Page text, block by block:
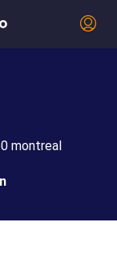
montreal